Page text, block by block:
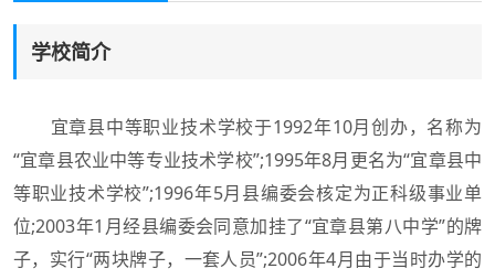
学校简介
宜章县中等职业技术学校于1992年10月创办，名称为
“宜章县农业中等专业技术学校”;1995年8月更名为“宜章县中
等职业技术学校”;1996年5月县编委会核定为正科级事业单
位;2003年1月经县编委会同意加挂了“宜章县第八中学”的牌
子，实行“两块牌子，一套人员”;2006年4月由于当时办学的